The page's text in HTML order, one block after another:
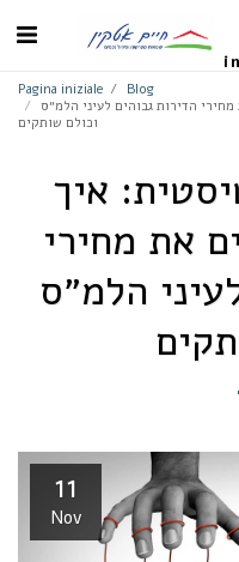
Pagina iniziale
Blog
הדירות גבוהים לעיני הלמ״ס
וכולם שותקים
איך
את מחירי
הלמ״ס
11
Nov